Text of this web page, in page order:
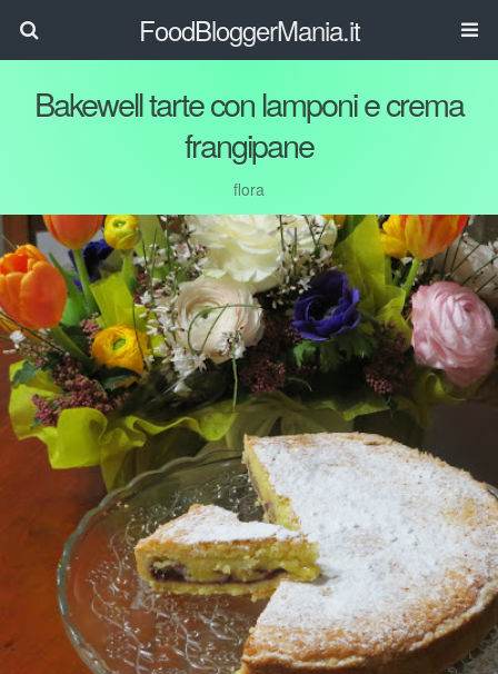
FoodBloggerMania.it
Bakewell tarte con lamponi e crema
frangipane
flora